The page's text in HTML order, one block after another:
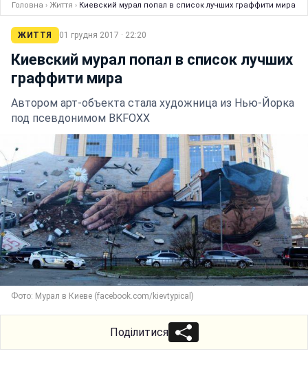
Головна › Життя › Киевский мурал попал в список лучших граффити мира
ЖИТТЯ 01 грудня 2017 · 22:20
Киевский мурал попал в список лучших
граффити мира
Автором арт-объекта стала художница из Нью-Йорка
под псевдонимом BKFOXX
Фото: Мурал в Киеве (facebook.com/kievtypical)
Поділитися